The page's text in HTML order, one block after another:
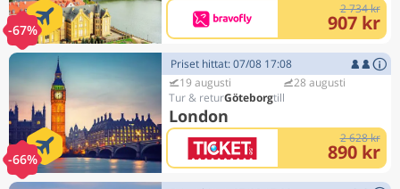
-67%
2 734 kr
907 kr
-66%
Priset hittat: 07/08 17:08
19 augusti
Göteborg
London
28 augusti
2 628 kr
890 kr